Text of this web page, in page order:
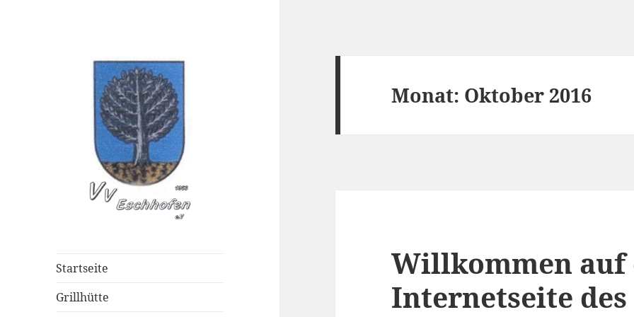
Startseite
Grillhütte
Monat: Oktober 2016
Willkommen auf
Internetseite des